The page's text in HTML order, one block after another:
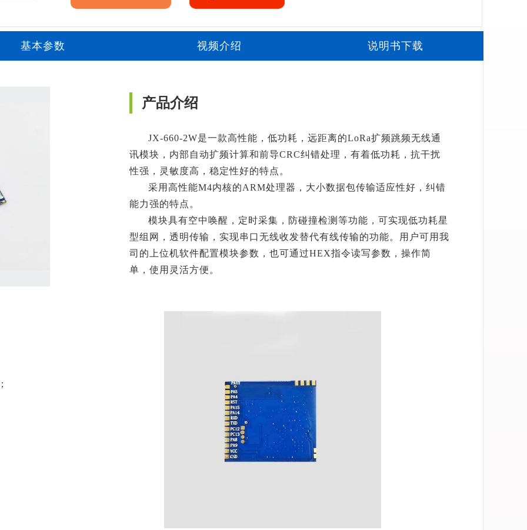
基本参数 视频介绍 说明书下载
产品介绍
JX-660-2W是一款高性能，低功耗，远距离的LoRa扩频跳频无线通
讯模块，内部自动扩频计算和前导CRC纠错处理，有着低功耗，抗干扰
性强，灵敏度高，稳定性好的特点。
采用高性能M4内核的ARM处理器，大小数据包传输适应性好，纠错
能力强的特点。
模块具有空中唤醒，定时采集，防碰撞检测等功能，可实现低功耗星
型组网，透明传输，实现串口无线收发替代有线传输的功能。用户可用我
司的上位机软件配置模块参数，也可通过HEX指令读写参数，操作简
单，使用灵活方便。